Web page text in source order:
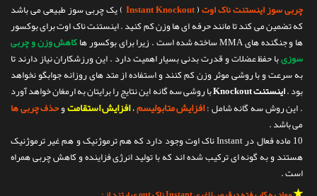
چربی سوز اینستنت ناک اوت(
Instant Knockout ) یک چربی سوز طبیعی می باشد
که تضمین می کند تا مانند حرفه ای ها وزن کم کنید . اینستنت ناک اوت برای بوکسور
ها و جنگنده های MMA ساخته شده است . زیرا برای بوکسور ها
کاهش وزن و چربی
سوزیبا حفظ عضلات و قدرت بدنی بسیار اهمیت دارد . این ورزشکاران نیاز دارند تا
به سرعت و با روشی موثر وزن کم کنند و استفاده از متد های روزانه جوابگو نخواهد
بود .اینستنت Knockout
با روشی سه گانه این نتایج را برایتان به ارمغان خواهد آورد
. این روش سه گانه شامل :افزایش متابولیسم،افزایش استقامتوحذف چربی ها
می باشد .
10 ماده فعال در Instant ناک اوت وجود دارد که هم ترموژنیک و هم غیر ترموژنیک
هستند و به گونه ای ترکیب شده اند که با تولید انرژی فزاینده و کاهش چربی همراه
است .